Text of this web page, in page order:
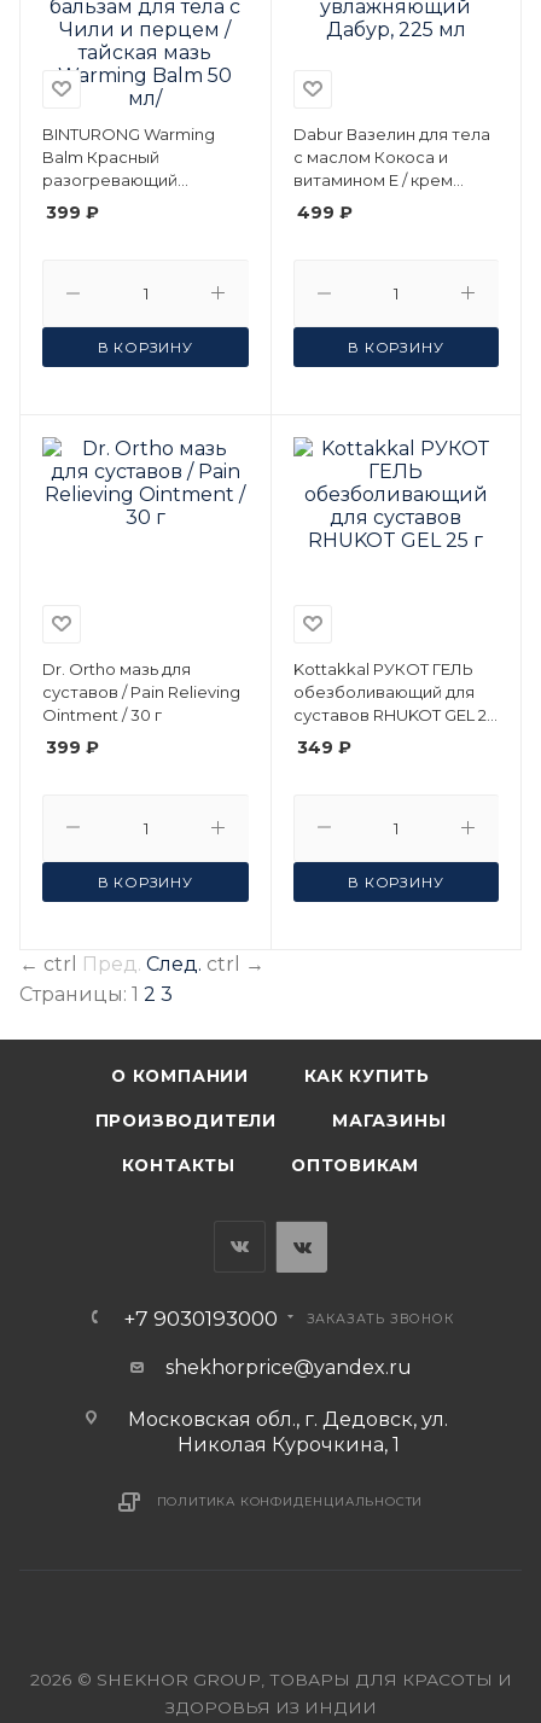
BINTURONG Warming
Balm Красный
разогревающий
бальзам для тела с Чили
399 ₽
В КОРЗИНУ
Dabur Вазелин для тела
с маслом Кокоса и
витамином Е / крем
увлажняющий Дабур, 225
499 ₽
В КОРЗИНУ
Dr. Ortho мазь для
суставов / Pain Relieving
Ointment / 30 г
399 ₽
В КОРЗИНУ
Kottakkal РУКОТ ГЕЛЬ
обезболивающий для
суставов RHUKOT GEL 25
г349 ₽
В КОРЗИНУ
← ctrl Пред. След. ctrl
→
Страницы: 1 2 3
О КОМПАНИИ КАК КУПИТЬ
ПРОИЗВОДИТЕЛИ МАГАЗИНЫ
КОНТАКТЫ ОПТОВИКАМ
+7 9030193000 ЗАКАЗАТЬ ЗВОНОК
shekhorprice@yandex.ru
Московская обл., г. Дедовск, ул.
Николая Курочкина, 1
ПОЛИТИКА КОНФИДЕНЦИАЛЬНОСТИ
2026 © SHEKHOR GROUP, ТОВАРЫ ДЛЯ КРАСОТЫ И
ЗДОРОВЬЯ ИЗ ИНДИИ